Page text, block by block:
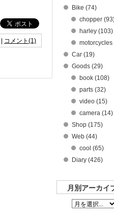
| コメント(1)
Bike (74)
chopper
harley (103)
motorcycles
Car (19)
Goods (29)
book (108)
parts (32)
video (15)
camera (14)
Shop (175)
Web (44)
cool (65)
Diary (426)
月別アーカイ